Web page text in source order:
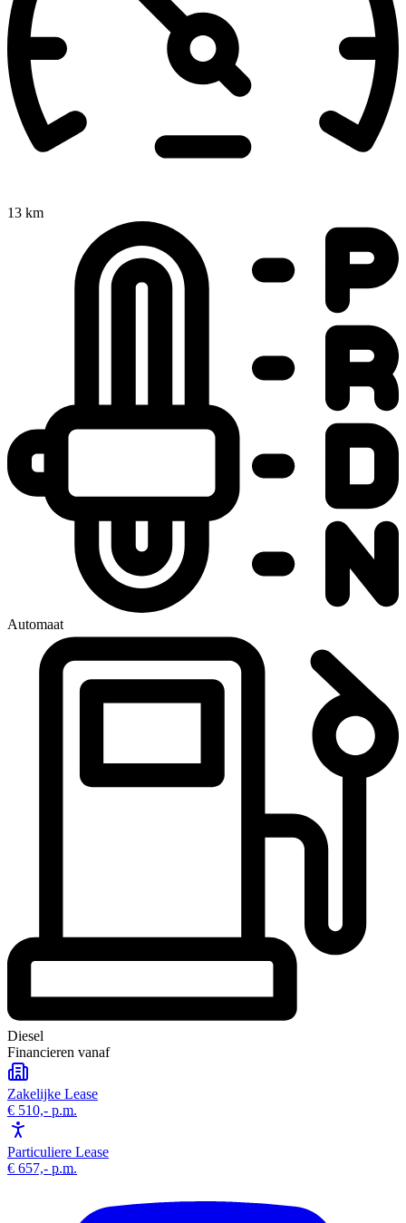
13 km
Automaat
Diesel
Financieren vanaf
Zakelijke Lease
€ 510,- p.m.
Particuliere Lease
€ 657,- p.m.